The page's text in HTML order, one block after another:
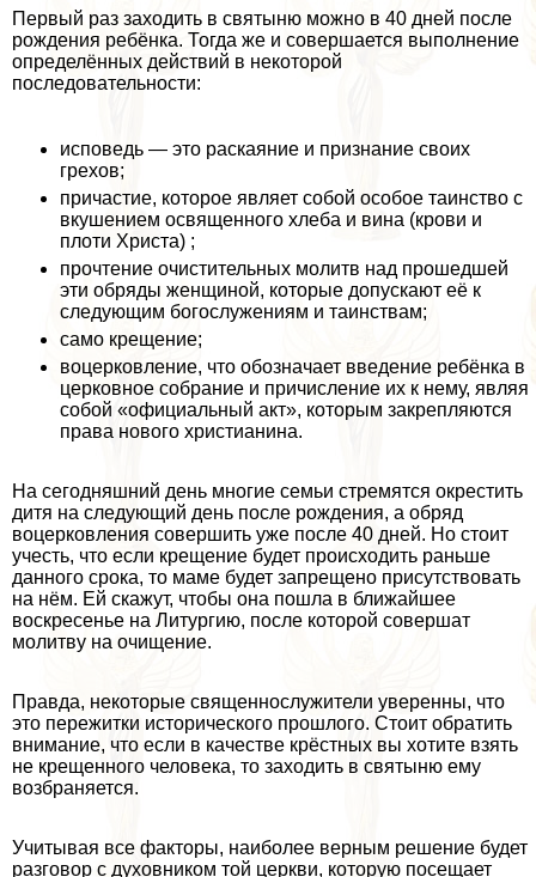
Первый раз заходить в святыню можно в 40 дней после
рождения ребёнка. Тогда же и совершается выполнение
определённых действий в некоторой
последовательности:
исповедь — это раскаяние и признание своих
грехов;
причастие, которое являет собой особое таинство с
вкушением освященного хлеба и вина (крови и
плоти Христа) ;
прочтение очистительных молитв над прошедшей
эти обряды женщиной, которые допускают её к
следующим богослужениям и таинствам;
само крещение;
воцерковление, что обозначает введение ребёнка в
церковное собрание и причисление их к нему, являя
собой «официальный акт», которым закрепляются
права нового христианина.
На сегодняшний день многие семьи стремятся окрестить
дитя на следующий день после рождения, а обряд
воцерковления совершить уже после 40 дней. Но стоит
учесть, что если крещение будет происходить раньше
данного срока, то маме будет запрещено присутствовать
на нём. Ей скажут, чтобы она пошла в ближайшее
воскресенье на Литургию, после которой совершат
молитву на очищение.
Правда, некоторые священнослужители уверенны, что
это пережитки исторического прошлого. Стоит обратить
внимание, что если в качестве крёстных вы хотите взять
не крещенного человека, то заходить в святыню ему
возбраняется.
Учитывая все факторы, наиболее верным решение будет
разговор с духовником той церкви, которую посещает